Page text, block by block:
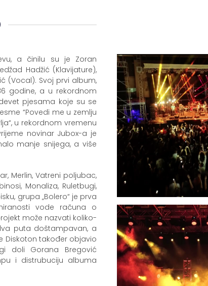
a činilu su je Zoran
Hadžić (Klavijature),
(Vocal). Svoj prvi album,
godine, a u rekordnom
pjesama koje su se
“Povedi me u zemlju
u rekordnom vremenu
novinar Jubox-a je
manje snijega, a više
Merlin, Vatreni poljubac,
Monaliza, Ruletbugi,
grupa „Bolero“ je prva
vode računa o
može nazvati koliko-
puta doštampavan, a
Diskoton također objavio
doli Gorana Bregović
i distrubuciju albuma